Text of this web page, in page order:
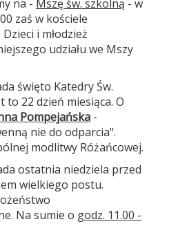
na - Mszę św. szkolną - w
zaś w kościele
i młodzież
udziału we Mszy
święto Katedry Św.
to 22 dzień miesiąca. O
Pompejańska -
nie do odparcia".
modlitwy Różańcowej.
ostatnia niedziela przed
wielkiego postu.
Na sumie o godz. 11.00 -